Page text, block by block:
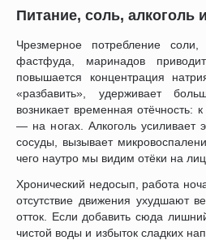
Питание, соль, алкоголь
Чрезмерное потребление соли,
фастфуда, маринадов
повышается концентрация
«разбавить», удерживает
возникает временная отёчность:
— на ногах. Алкоголь усиливает
сосуды, вызывает
чего наутро мы видим отёки на
Хронический недосып, работа
отсутствие движения ухудшают
отток. Если добавить сюда
чистой воды и избыток сладких